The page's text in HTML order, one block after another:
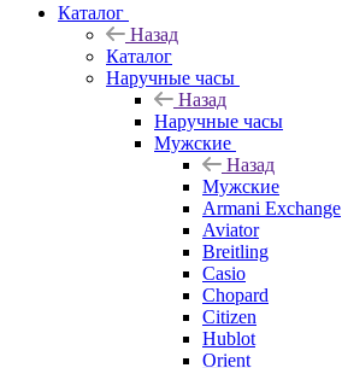
Каталог
Назад
Каталог
Наручные часы
Назад
Наручные часы
Мужские
Назад
Мужские
Armani Exchange
Aviator
Breitling
Casio
Chopard
Citizen
Hublot
Orient